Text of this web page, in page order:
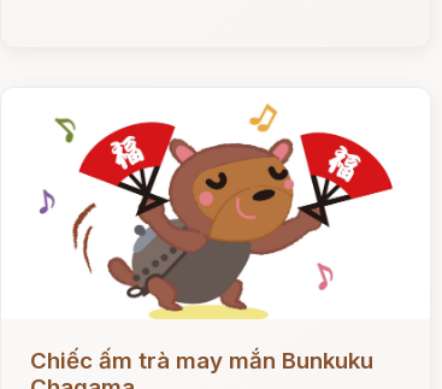
Đọc ngay
Chiếc ấm trà may mắn Bunkuku